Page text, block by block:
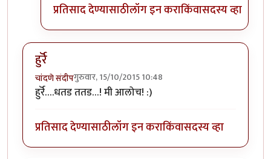
प्रतिसाद देण्यासाठीलॉग इन कराकिंवासदस्य व्हा
हुर्रॆ
चांदणे संदीपगुरुवार, 15/10/2015 10:48
हुर्रॆ….धतड ततड…! मी आलोच! :)
प्रतिसाद देण्यासाठीलॉग इन कराकिंवासदस्य व्हा